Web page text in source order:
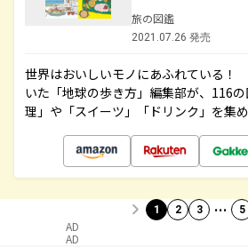
旅の図鑑
2021.07.26 発売
世界はおいしいモノにあふれている！
いた「地球の歩き方」編集部が、116
理」や「スイーツ」「ドリンク」を集め
1 2 3 … 5
AD
AD